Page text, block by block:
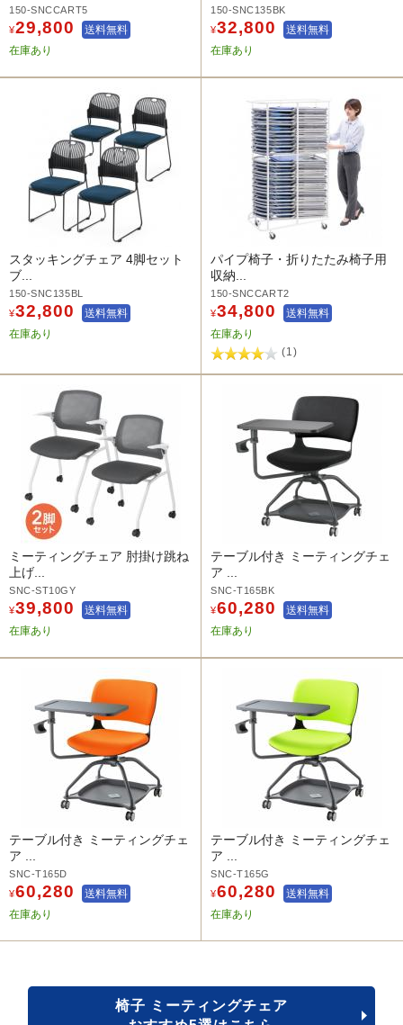
150-SNCCART5
¥29,800
送料無料
在庫あり
150-SNC135BK
¥32,800
送料無料
在庫あり
スタッキングチェア 4脚セット
ブ...
150-SNC135BL
¥32,800
送料無料
在庫あり
パイプ椅子・折りたたみ椅子用
収納...
150-SNCCART2
¥34,800
送料無料
在庫あり
(1)
ミーティングチェア 肘掛け跳ね
上げ...
SNC-ST10GY
¥39,800
送料無料
在庫あり
テーブル付き ミーティングチェ
ア ...
SNC-T165BK
¥60,280
送料無料
在庫あり
テーブル付き ミーティングチェ
ア ...
SNC-T165D
¥60,280
送料無料
在庫あり
テーブル付き ミーティングチェ
ア ...
SNC-T165G
¥60,280
送料無料
在庫あり
椅子 ミーティングチェア